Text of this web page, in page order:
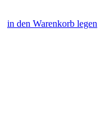
in den Warenkorb legen